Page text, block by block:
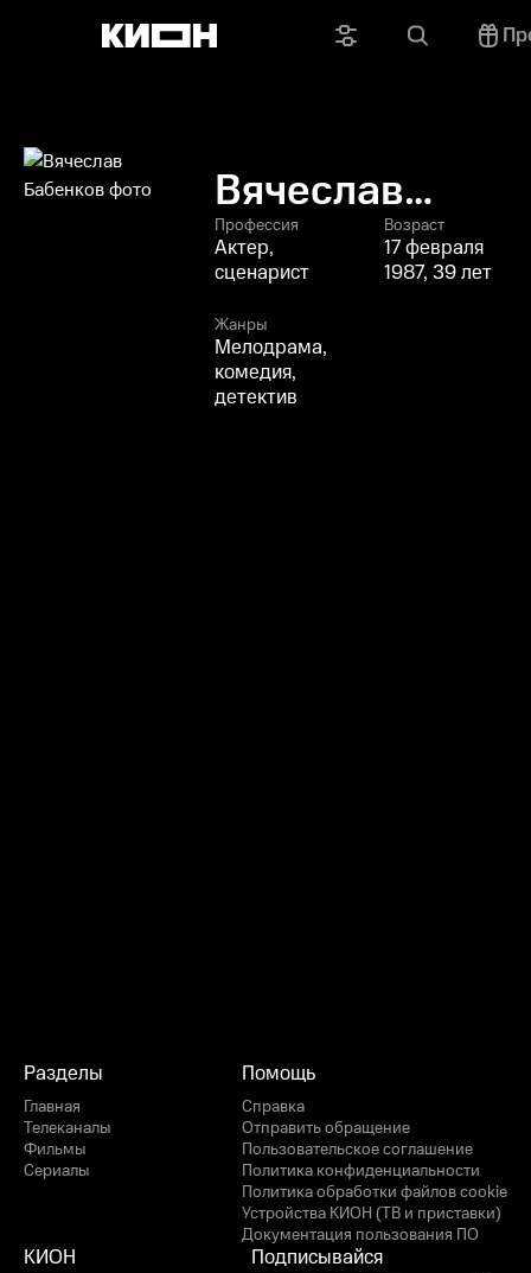
Вячеслав
Бабенков
Профессия
Актер,
сценарист
Возраст
17 февраля
1987, 39 лет
Жанры
Мелодрама,
комедия,
детектив
Разделы
Главная
Телеканалы
Фильмы
Сериалы
Помощь
Справка
Отправить обращение
Пользовательское соглашение
Политика конфиденциальности
Политика обработки файлов cookie
Устройства КИОН (ТВ и приставки)
Документация пользования ПО
КИОН Подписывайся